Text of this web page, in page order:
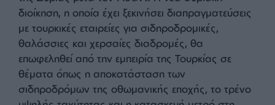
Το άρθρο της Türkiye αποτυπώνει την επιδίωξη της
Άγκυρας να παίξει πρωταγωνιστικό ρόλο στη
διαμόρφωση της μεταπολεμικής Συρίας, τόσο σε